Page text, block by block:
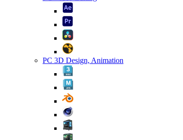
PC 3D Design, Animation